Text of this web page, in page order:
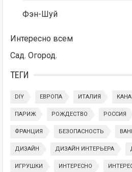
Фэн-Шуй
Интересно всем
Сад. Огород.
ТЕГИ
DIY ЕВРОПА ИТАЛИЯ
ПАРИЖ РОЖДЕСТВО РОССИЯ
ФРАНЦИЯ БЕЗОПАСНОСТЬ
ДИЗАЙН ДИЗАЙН ИНТЕРЬЕРА
ИГРУШКИ ИНТЕРЕСНО